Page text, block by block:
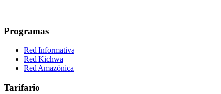
Programas
Red Informativa
Red Kichwa
Red Amazónica
Tarifario